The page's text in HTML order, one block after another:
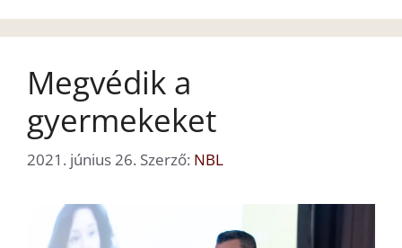
Megvédik a
gyermekeket
2021. június 26. Szerző: NBL